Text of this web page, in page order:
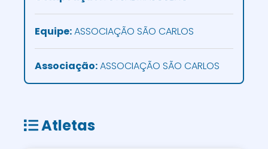
Atletas
Equipe:ASSOCIAÇÃO SÃO CARLOS
Associação:ASSOCIAÇÃO SÃO CARLOS